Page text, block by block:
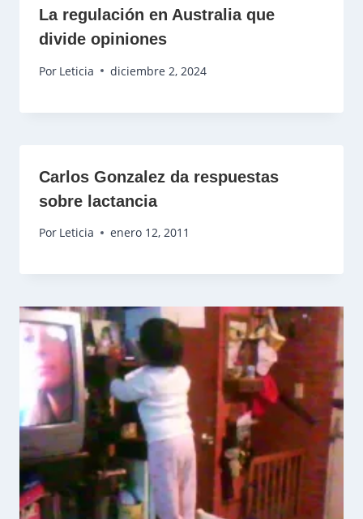
La regulación en Australia que
divide opiniones
Por Leticia diciembre 2, 2024
Carlos Gonzalez da respuestas
sobre lactancia
Por Leticia enero 12, 2011